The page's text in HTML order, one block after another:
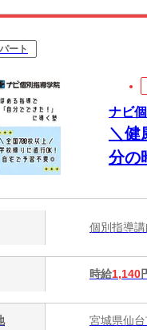
ート
ナビ
＼健
分の
個別指導
時給1,140
宮城県仙